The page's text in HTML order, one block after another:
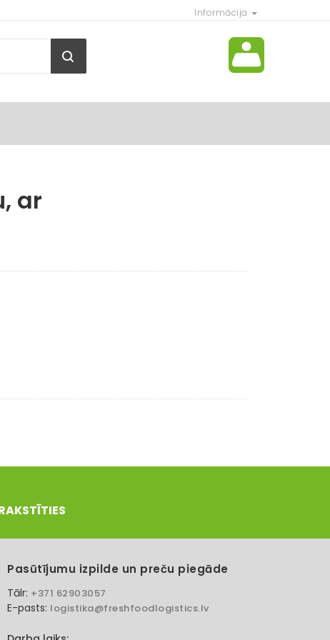
Informācija
ar
Pasūtījumu izpilde un preču piegāde
Tālr: +371 62903057
E-pasts: logistika@freshfoodlogistics.lv